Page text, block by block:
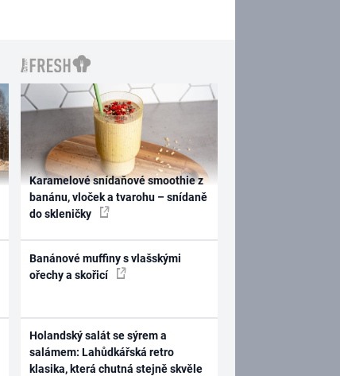
Karamelové snídaňové smoothie z
banánu, vloček a tvarohu – snídaně
do skleničky
Banánové muffiny s vlašskými
ořechy a skořicí
Holandský salát se sýrem a
salámem: Lahůdkářská retro
klasika, která chutná stejně skvěle